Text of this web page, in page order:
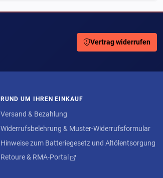
Vertrag widerrufen
RUND UM IHREN EINKAUF
Versand & Bezahlung
Widerrufsbelehrung & Muster-Widerrufsformular
Hinweise zum Batteriegesetz und Altölentsorgung
Retoure & RMA-Portal